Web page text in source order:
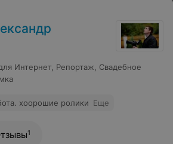
он несколько лет
на свадьбе у моего брата.
теперь -) Костя -
доброжелательный. Очень
нас еще будет повод
за чудо-эмоции,которые я
фильма.
Интернет, Репортаж, Свадебное
хоорошие ролики Еще
1